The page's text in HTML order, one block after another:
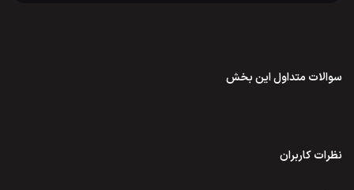
سوالات متداول این بخش
نظرات کاربران